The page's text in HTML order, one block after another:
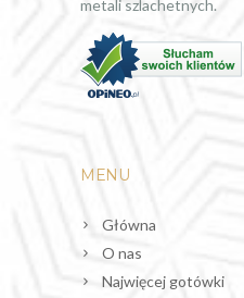
metali szlachetnych.
MENU
Główna
O nas
Najwięcej gotówki